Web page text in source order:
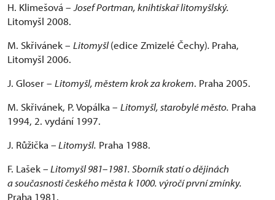
H. Klimešová – Josef Portman, knihtiskař litomyšlský.
Litomyšl 2008.
M. Skřivánek – Litomyšl(edice Zmizelé Čechy). Praha,
Litomyšl 2006.
J. Gloser – Litomyšl, městem krok za krokem. Praha 2005.
M. Skřivánek, P. Vopálka – Litomyšl, starobylé město. Praha
1994, 2. vydání 1997.
J. Růžička –Litomyšl. Praha 1988.
F. Lašek –Litomyšl 981–1981. Sborník statí o dějinách
a současnosti českého města k 1000. výročí první zmínky.
Praha 1981.